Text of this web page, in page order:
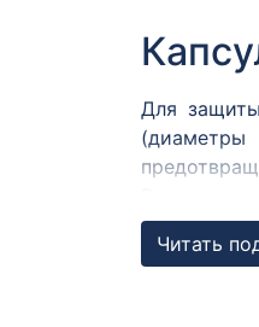
Для
• альбомы;
• листы;
Читать